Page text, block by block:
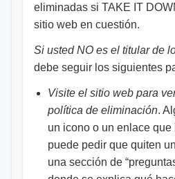
eliminadas si TAKE IT
sitio web en cuestión.
Si usted NO es el titular de
debe seguir los siguientes
Visite el sitio web para
política de eliminación.
un icono o un enlace
puede pedir que quiten
una sección de